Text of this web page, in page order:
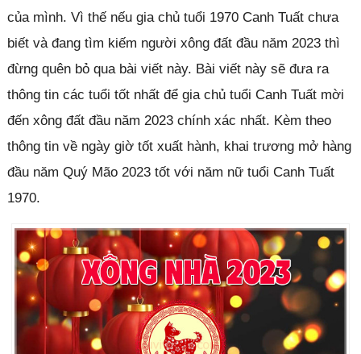
của mình. Vì thế nếu gia chủ tuổi 1970 Canh Tuất chưa
biết và đang tìm kiếm người xông đất đầu năm 2023 thì
đừng quên bỏ qua bài viết này. Bài viết này sẽ đưa ra
thông tin các tuổi tốt nhất để gia chủ tuổi Canh Tuất mời
đến xông đất đầu năm 2023 chính xác nhất. Kèm theo
thông tin về ngày giờ tốt xuất hành, khai trương mở hàng
đầu năm Quý Mão 2023 tốt với năm nữ tuổi Canh Tuất
1970.